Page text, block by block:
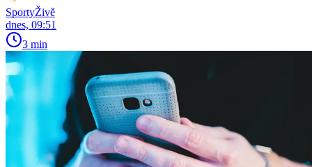
SportyŽivě
dnes, 09:51
3 min